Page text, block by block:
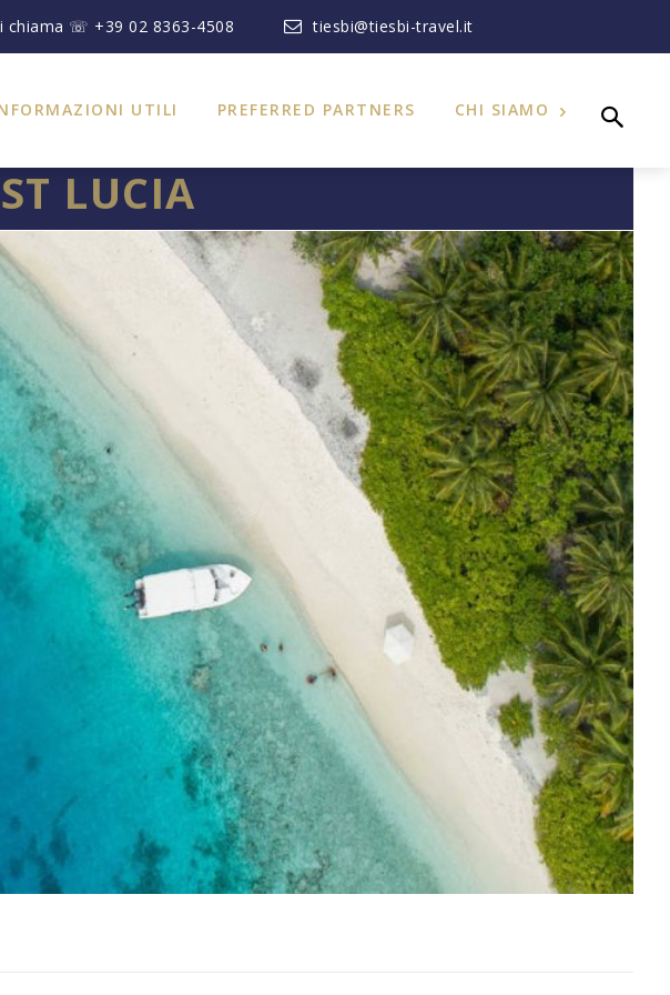
chiama ☏ +39 02 8363-4508 tiesbi@tiesbi-travel.it
UTILI PREFERRED PARTNERS CHI SIAMO
LUCIA